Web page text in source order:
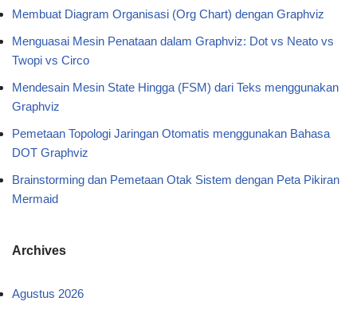
Membuat Diagram Organisasi (Org Chart) dengan Graphviz
Menguasai Mesin Penataan dalam Graphviz: Dot vs Neato vs
Twopi vs Circo
Mendesain Mesin State Hingga (FSM) dari Teks menggunakan
Graphviz
Pemetaan Topologi Jaringan Otomatis menggunakan Bahasa
DOT Graphviz
Brainstorming dan Pemetaan Otak Sistem dengan Peta Pikiran
Mermaid
Archives
Agustus 2026